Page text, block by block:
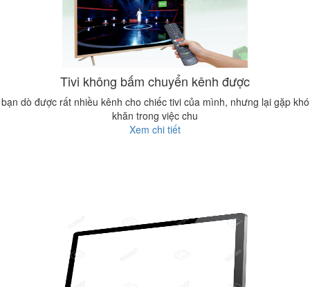
Tivi không bấm chuyển kênh được
bạn dò được rất nhiều kênh cho chiếc tivi của mình, nhưng lại gặp khó
khăn trong việc chu
Xem chi tiết